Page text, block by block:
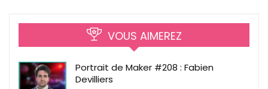
VOUS AIMEREZ
Portrait de Maker #208 : Fabien
Devilliers